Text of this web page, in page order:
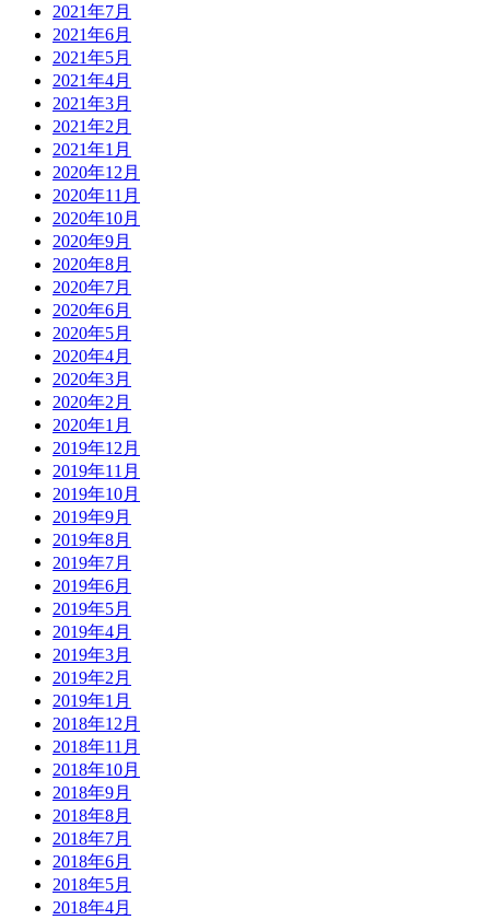
2021年7月
2021年6月
2021年5月
2021年4月
2021年3月
2021年2月
2021年1月
2020年12月
2020年11月
2020年10月
2020年9月
2020年8月
2020年7月
2020年6月
2020年5月
2020年4月
2020年3月
2020年2月
2020年1月
2019年12月
2019年11月
2019年10月
2019年9月
2019年8月
2019年7月
2019年6月
2019年5月
2019年4月
2019年3月
2019年2月
2019年1月
2018年12月
2018年11月
2018年10月
2018年9月
2018年8月
2018年7月
2018年6月
2018年5月
2018年4月